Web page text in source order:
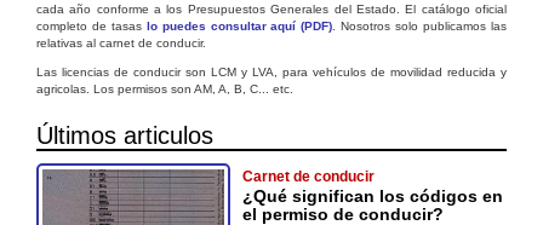
cada año conforme a los Presupuestos Generales del Estado. El catálogo oficial
completo de tasas lo puedes consultar aquí (PDF) . Nosotros solo publicamos las
relativas al carnet de conducir.
Las licencias de conducir son LCM y LVA, para vehículos de movilidad reducida y
agricolas. Los permisos son AM, A, B, C... etc.
Últimos articulos
Carnet de conducir
¿Qué significan los códigos en
el permiso de conducir?